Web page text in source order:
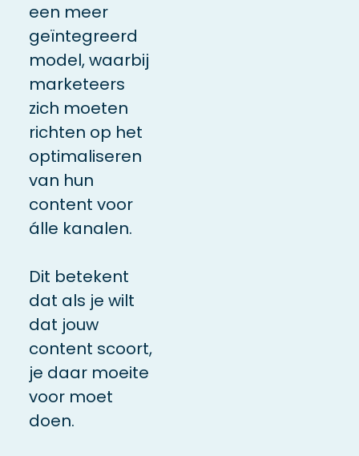
een meer
geïntegreerd
model, waarbij
marketeers
zich moeten
richten op het
optimaliseren
van hun
content voor
álle kanalen.
Dit betekent
dat als je wilt
dat jouw
content scoort,
je daar moeite
voor moet
doen.